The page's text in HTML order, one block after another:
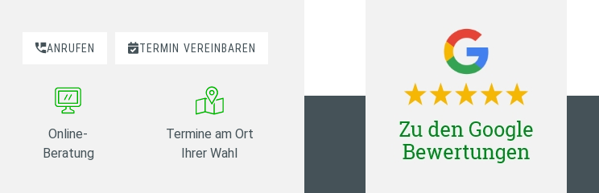
ANRUFEN TERMIN VEREINBAREN
Online-
Beratung
Termine am Ort
Ihrer Wahl